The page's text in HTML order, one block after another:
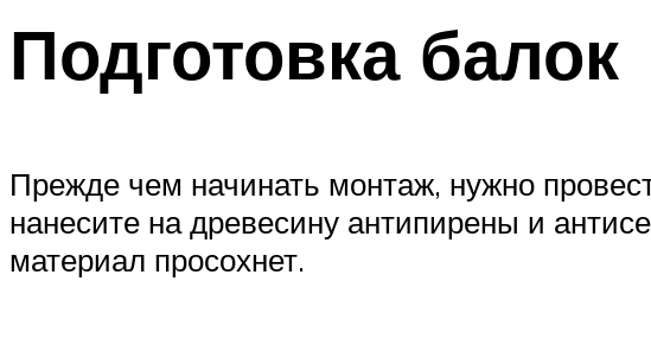
Подготовка балок
Прежде чем начинать монтаж, нужно
нанесите на древесину антипирены и
материал просохнет.